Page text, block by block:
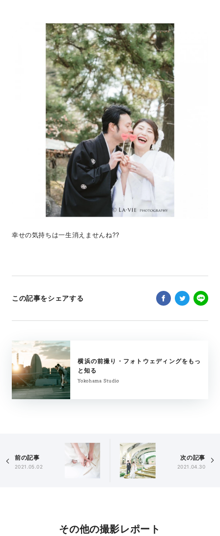
幸せの気持ちは一生消えませんね??
この記事をシェアする
横浜の前撮り・フォトウェディングをもっ
と知る
Yokohama Studio
前の記事
2021.05.02
次の記事
2021.04.30
その他の撮影レポート